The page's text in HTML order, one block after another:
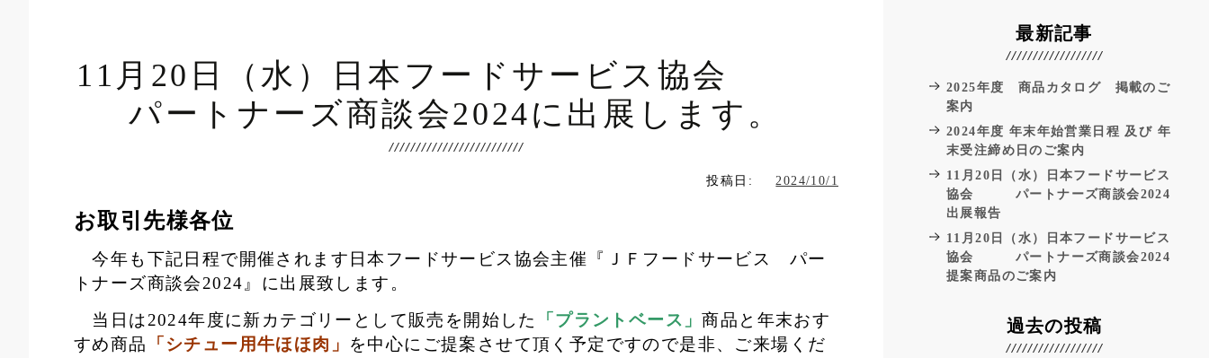
11月20日（水）日本フードサービス協会
パートナーズ商談会2024に出展します。
投稿日: 2024/10/1
お取引先様各位
今年も下記日程で開催されます日本フードサービス協会主催『ＪＦフードサービス パー
トナーズ商談会2024』に出展致します。
当日は2024年度に新カテゴリーとして販売を開始した
「プラントベース」商品と年末おす
すめ商品
「シチュー用牛ほほ肉」 を中心にご提案させて頂く予定ですので是非、ご来場くだ
最新記事
2025年度 商品カタログ 掲載のご
案内
2024年度 年末年始営業日程 及び 年
末受注締め日のご案内
11月20日（水）日本フードサービス
協会 パートナーズ商談会2024
出展報告
11月20日（水）日本フードサービス
協会 パートナーズ商談会2024
提案商品のご案内
過去の投稿